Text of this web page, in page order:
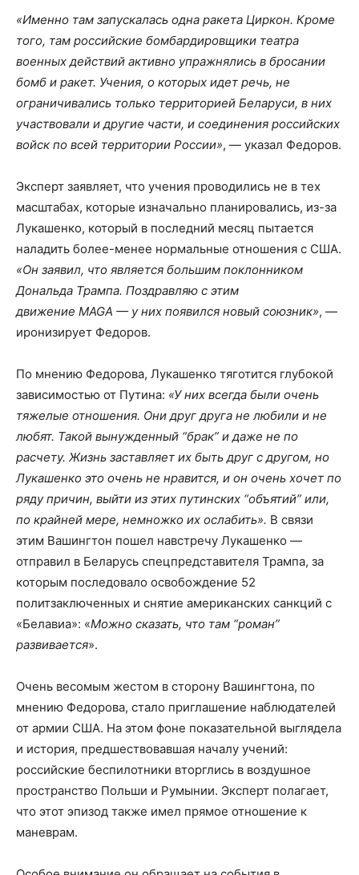
«Именно там запускалась одна ракета Циркон. Кроме
того, там российские бомбардировщики театра
военных действий активно упражнялись в бросании
бомб и ракет. Учения, о которых идет речь, не
ограничивались только территорией Беларуси, в них
участвовали и другие части, и соединения российских
войск по всей территории России», — указал Федоров.
Эксперт заявляет, что учения проводились не в тех
масштабах, которые изначально планировались, из-за
Лукашенко, который в последний месяц пытается
наладить более-менее нормальные отношения с США.
«Он заявил, что является большим поклонником
Дональда Трампа. Поздравляю с этим
движение MAGA — у них появился новый союзник», —
иронизирует Федоров.
По мнению Федорова, Лукашенко тяготится глубокой
зависимостью от Путина: «У них всегда были очень
тяжелые отношения. Они друг друга не любили и не
любят. Такой вынужденный “брак” и даже не по
расчету. Жизнь заставляет их быть друг с другом, но
Лукашенко это очень не нравится, и он очень хочет по
ряду причин, выйти из этих путинских “объятий” или,
по крайней мере, немножко их ослабить». В связи
этим Вашингтон пошел навстречу Лукашенко —
отправил в Беларусь спецпредставителя Трампа, за
которым последовало освобождение 52
политзаключенных и снятие американских санкций с
«Белавиа»: «Можно сказать, что там “роман”
развивается».
Очень весомым жестом в сторону Вашингтона, по
мнению Федорова, стало приглашение наблюдателей
от армии США. На этом фоне показательной выглядела
и история, предшествовавшая началу учений:
российские беспилотники вторглись в воздушное
пространство Польши и Румынии. Эксперт полагает,
что этот эпизод также имел прямое отношение к
маневрам.